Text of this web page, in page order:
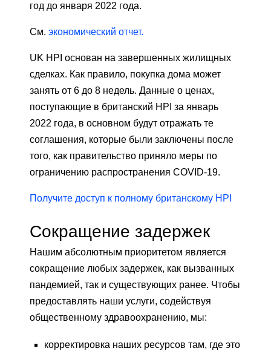
год до января 2022 года.
См. экономический отчет.
UK HPI основан на завершенных жилищных
сделках. Как правило, покупка дома может
занять от 6 до 8 недель. Данные о ценах,
поступающие в британский HPI за январь
2022 года, в основном будут отражать те
соглашения, которые были заключены после
того, как правительство приняло меры по
ограничению распространения COVID-19.
Получите доступ к полному британскому HPI
Сокращение задержек
Нашим абсолютным приоритетом является
сокращение любых задержек, как вызванных
пандемией, так и существующих ранее. Чтобы
предоставлять наши услуги, содействуя
общественному здравоохранению, мы:
корректировка наших ресурсов там, где это